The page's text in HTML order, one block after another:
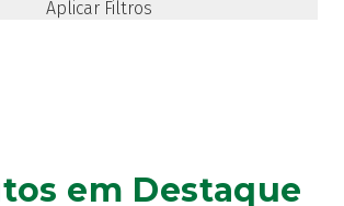
em Destaque